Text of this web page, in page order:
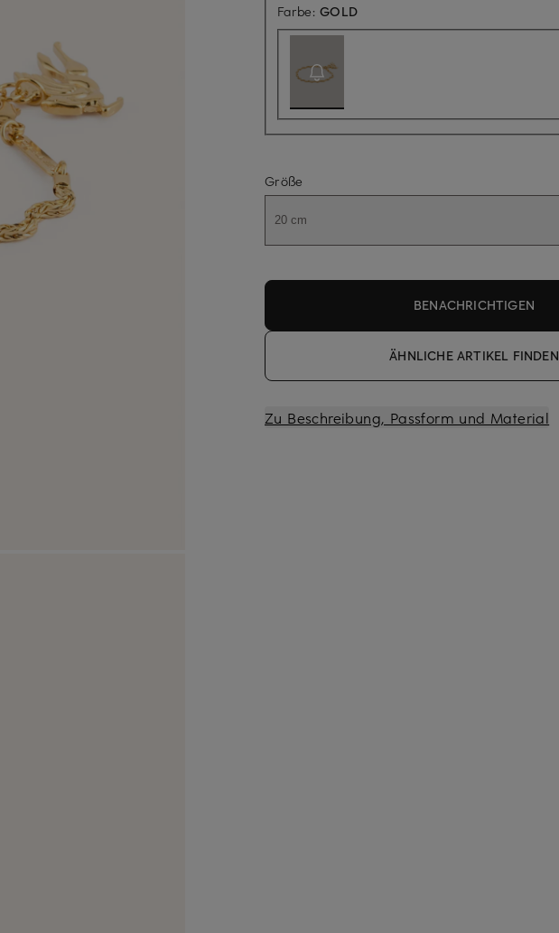
Farbe:GOLDAktuell nicht verfügbar
Größe
20 cm
BENACHRICHTIGEN
ÄHNLICHE ARTIKEL FINDEN
Zu Beschreibung, Passform und Material